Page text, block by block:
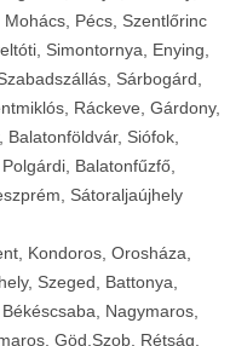
Mohács, Pécs, Szentlőrinc
Simontornya, Enying,
Sárbogárd,
Ráckeve, Gárdony,
Balatonföldvár, Siófok,
Balatonfűzfő,
Sátoraljaújhely
Kondoros, Orosháza,
Szeged, Battonya,
Nagymaros,
Göd,Szob, Rétság,